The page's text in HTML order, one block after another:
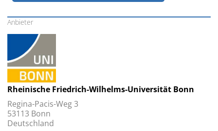
Anbieter
Rheinische Friedrich-Wilhelms-Universität Bonn
Regina-Pacis-Weg 3
53113 Bonn
Deutschland